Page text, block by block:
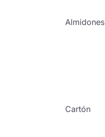
Almidones
Cartón